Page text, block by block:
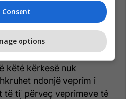
këtë kërkesë nuk
ndonjë veprim i
të tij përveç veprimeve të
Consent
options